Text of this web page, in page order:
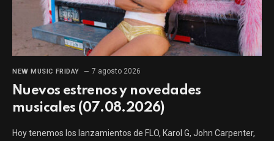
NEW MUSIC FRIDAY 7 agosto 2026
Nuevos estrenos y novedades
musicales (07.08.2026)
Hoy tenemos los lanzamientos de FLO, Karol G, John Carpenter,